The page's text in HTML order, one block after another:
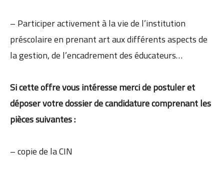
– Participer activement à la vie de l’institution
préscolaire en prenant art aux différents aspects de
la gestion, de l’encadrement des éducateurs…
Si cette offre vous intéresse merci de postuler et
déposer votre dossier de candidature comprenant les
pièces suivantes :
– copie de la CIN